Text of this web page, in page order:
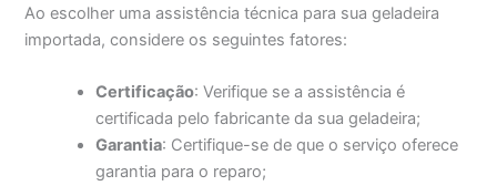
Ao escolher uma assistência técnica para sua geladeira
importada, considere os seguintes fatores:
Certificação: Verifique se a assistência é
certificada pelo fabricante da sua geladeira;
Garantia: Certifique-se de que o serviço oferece
garantia para o reparo;